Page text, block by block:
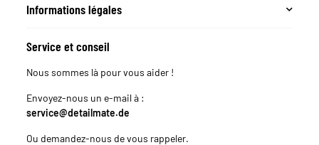
Informations légales
Service et conseil
Nous sommes là pour vous aider !
Envoyez-nous un e-mail à :
service@detailmate.de
Ou demandez-nous de vous rappeler.